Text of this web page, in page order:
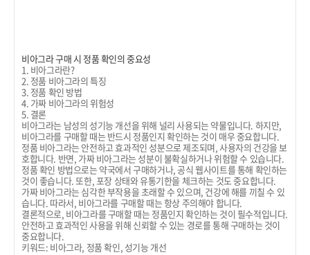
비아그라 구매 시 정품 확인의 중요성
1. 비아그라란?
2. 정품 비아그라의 특징
3. 정품 확인 방법
4. 가짜 비아그라의 위험성
5. 결론
비아그라는 남성의 성기능 개선을 위해 널리 사용되는 약물입니다. 하지만,
비아그라를 구매할 때는 반드시 정품인지 확인하는 것이 매우 중요합니다.
정품 비아그라는 안전하고 효과적인 성분으로 제조되며, 사용자의 건강을 보
호합니다. 반면, 가짜 비아그라는 성분이 불확실하거나 위험할 수 있습니다.
정품 확인 방법으로는 약국에서 구매하거나, 공식 웹사이트를 통해 확인하는
것이 좋습니다. 또한, 포장 상태와 유통기한을 체크하는 것도 중요합니다.
가짜 비아그라는 심각한 부작용을 초래할 수 있으며, 건강에 해를 끼칠 수 있
습니다. 따라서, 비아그라를 구매할 때는 항상 주의해야 합니다.
결론적으로, 비아그라를 구매할 때는 정품인지 확인하는 것이 필수적입니다.
안전하고 효과적인 사용을 위해 신뢰할 수 있는 경로를 통해 구매하는 것이
중요합니다.
키워드: 비아그라, 정품 확인, 성기능 개선